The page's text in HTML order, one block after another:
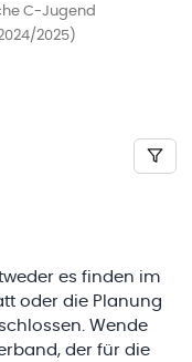
C-Jugend
2025)
es finden im
oder die Planung
Wende
der für die